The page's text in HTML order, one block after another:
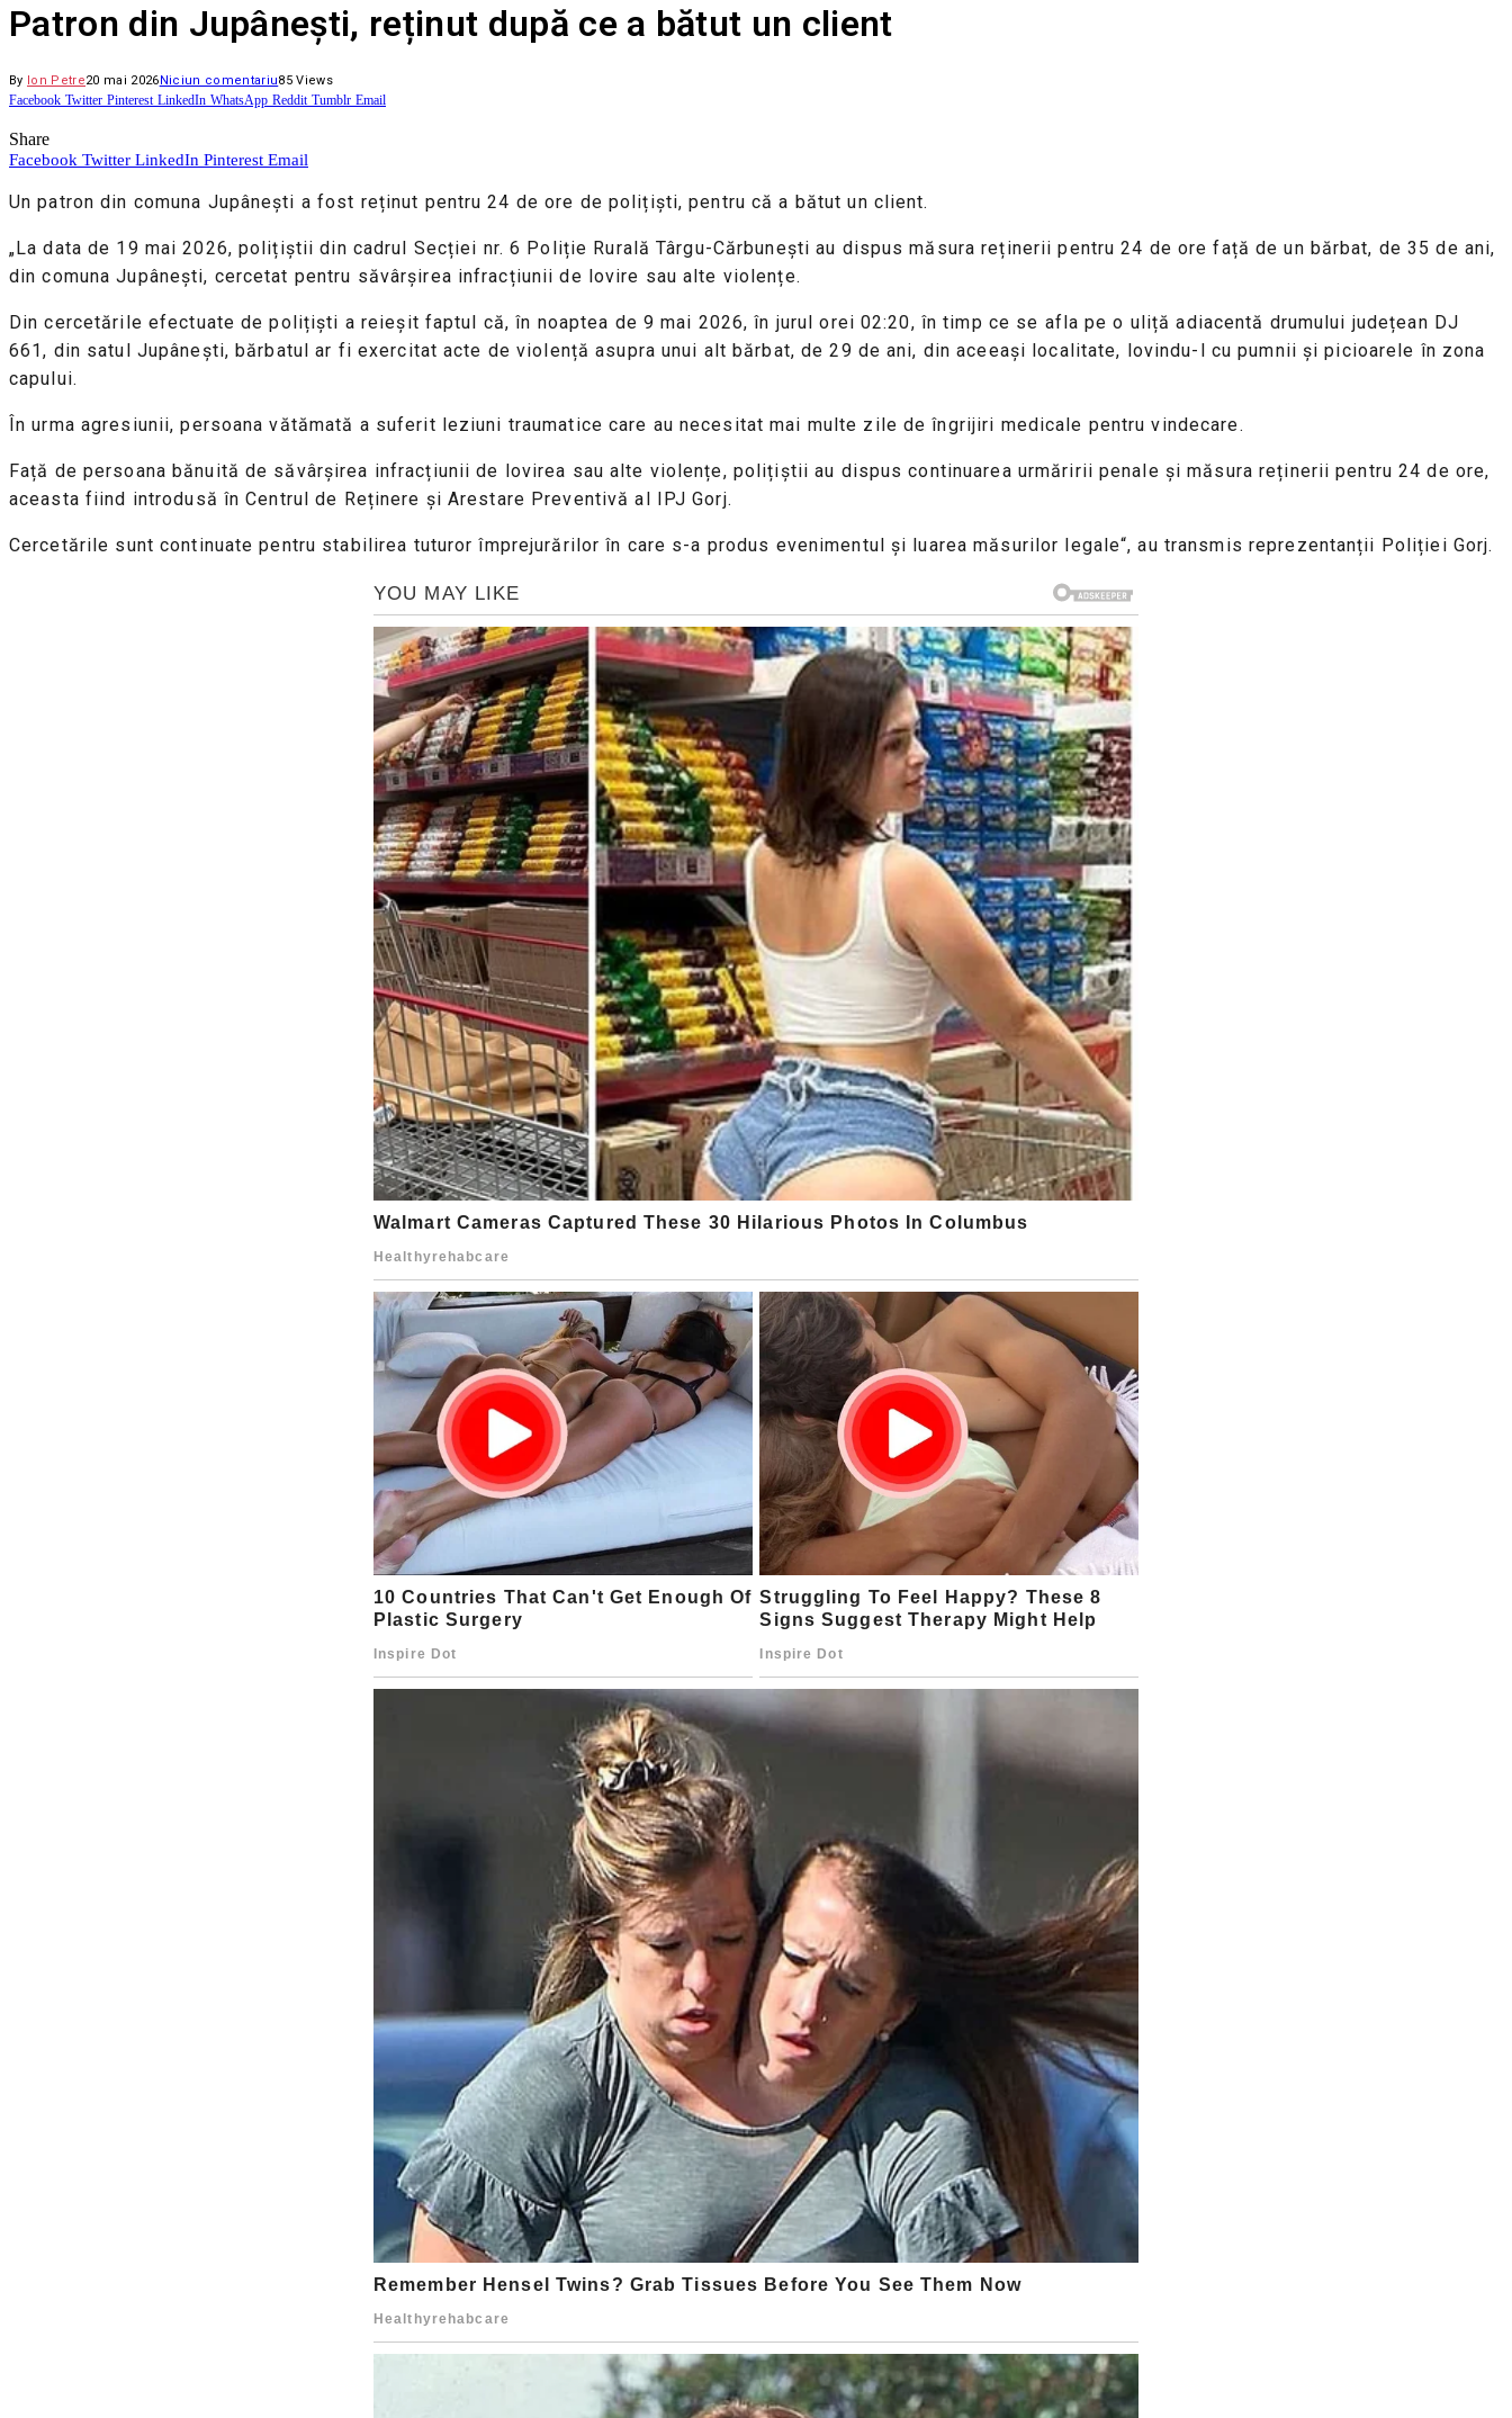
Patron din Jupânești, reținut după ce a bătut un client
By Ion Petre20 mai 2026Niciun comentariu85Views
Facebook Twitter Pinterest LinkedIn WhatsApp Reddit Tumblr Email
Share
Facebook Twitter LinkedIn Pinterest Email
Un patron din comuna Jupânești a fost reținut pentru 24 de ore de polițiști, pentru că a bătut un client.
„La data de 19 mai 2026, polițiștii din cadrul Secției nr. 6 Poliție Rurală Târgu-Cărbunești au dispus măsura reținerii pentru 24 de ore față de un bărbat, de 35 de ani,
din comuna Jupânești, cercetat pentru săvârșirea infracțiunii de lovire sau alte violențe.
Din cercetările efectuate de polițiști a reieșit faptul că, în noaptea de 9 mai 2026, în jurul orei 02:20, în timp ce se afla pe o uliță adiacentă drumului județean DJ
661, din satul Jupânești, bărbatul ar fi exercitat acte de violență asupra unui alt bărbat, de 29 de ani, din aceeași localitate, lovindu-l cu pumnii și picioarele în zona
capului.
În urma agresiunii, persoana vătămată a suferit leziuni traumatice care au necesitat mai multe zile de îngrijiri medicale pentru vindecare.
Față de persoana bănuită de săvârșirea infracțiunii de lovirea sau alte violențe, polițiștii au dispus continuarea urmăririi penale și măsura reținerii pentru 24 de ore,
aceasta fiind introdusă în Centrul de Reținere și Arestare Preventivă al IPJ Gorj.
Cercetările sunt continuate pentru stabilirea tuturor împrejurărilor în care s-a produs evenimentul și luarea măsurilor legale“, au transmis reprezentanții Poliției Gorj.